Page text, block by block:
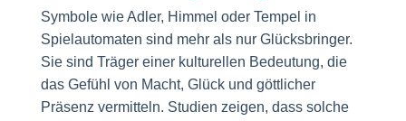
Symbole wie Adler, Himmel oder Tempel in
Spielautomaten sind mehr als nur Glücksbringer.
Sie sind Träger einer kulturellen Bedeutung, die
das Gefühl von Macht, Glück und göttlicher
Präsenz vermitteln. Studien zeigen, dass solche